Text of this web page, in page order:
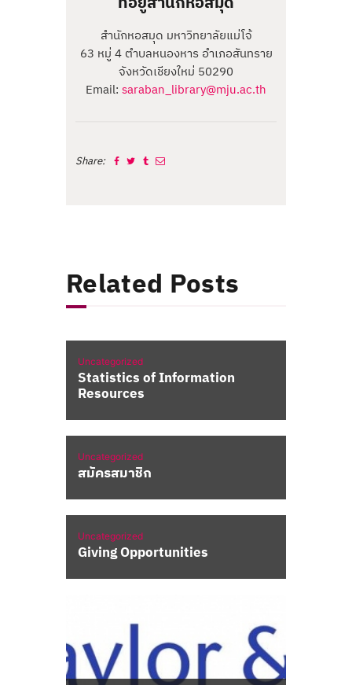
สำนักหอสมุด มหาวิทยาลัยแม่โจ้
63 หมู่ 4 ตำบลหนองหาร อำเภอสันทราย
จังหวัดเชียงใหม่ 50290
Email: saraban_library@mju.ac.th
Share:
Related Posts
Uncategorized
Statistics of Information
Resources
Uncategorized
สมัครสมาชิก
Uncategorized
Giving Opportunities